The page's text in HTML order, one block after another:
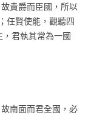
貴爵而臣國，所以
任賢使能，觀聽四
君執其常為一國
南面而君全國，必